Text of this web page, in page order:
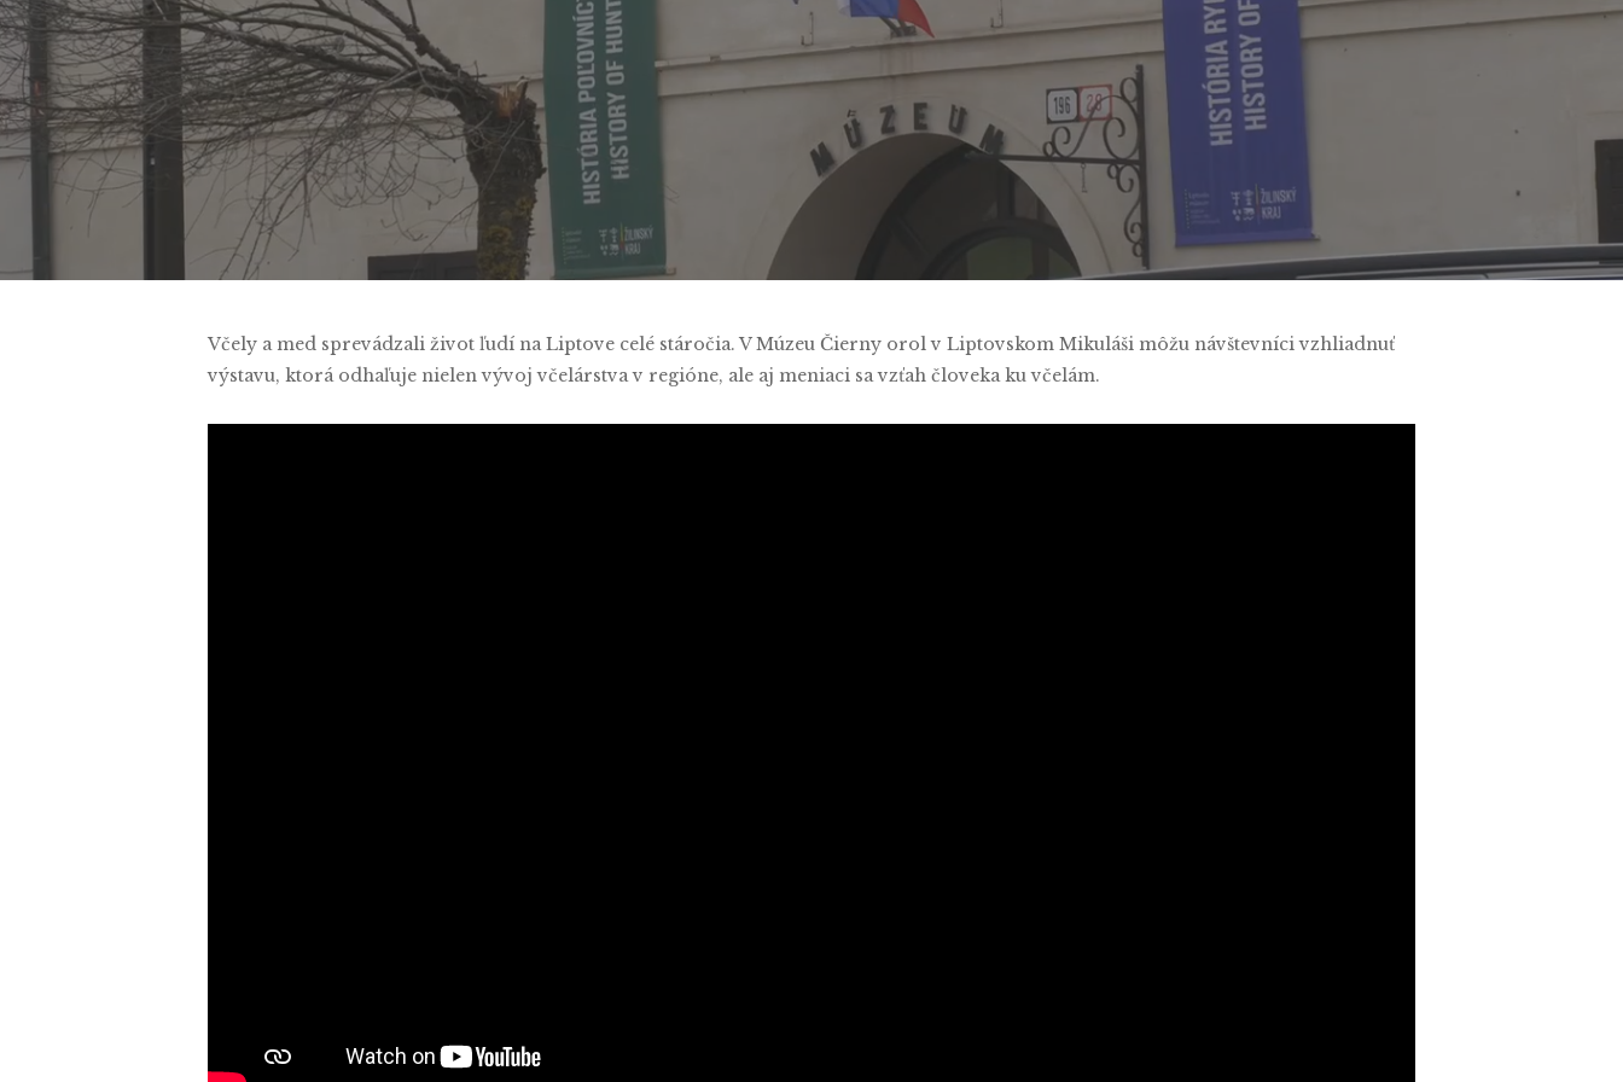
By Tamara Tomčíková,Monika Magdová No Comments
Včely a med sprevádzali život ľudí na Liptove celé stáročia. V Múzeu Čierny orol v Liptovskom Mikuláši môžu návštevníci vzhliadnuť
výstavu, ktorá odhaľuje nielen vývoj včelárstva v regióne, ale aj meniaci sa vzťah človeka ku včelám.